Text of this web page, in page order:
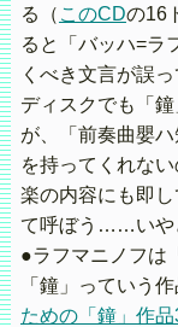
る（ このCDの16
ると「バッハ=ラ
くべき文言が誤
ディスクでも「
が、「前奏曲嬰
を持ってくれな
楽の内容にも即
て呼ぼう……いや
●ラフマニノフは
「鐘」っていう
ための「鐘」作